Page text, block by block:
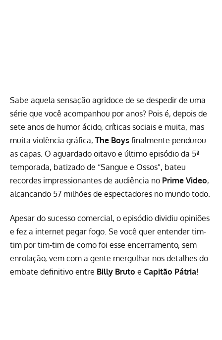
Sabe aquela sensação agridoce de se despedir de uma
série que você acompanhou por anos? Pois é, depois de
sete anos de humor ácido, críticas sociais e muita, mas
muita violência gráfica, The Boys finalmente pendurou
as capas. O aguardado oitavo e último episódio da 5ª
temporada, batizado de “Sangue e Ossos”, bateu
recordes impressionantes de audiência no Prime Video,
alcançando 57 milhões de espectadores no mundo todo.
Apesar do sucesso comercial, o episódio dividiu opiniões
e fez a internet pegar fogo. Se você quer entender tim-
tim por tim-tim de como foi esse encerramento, sem
enrolação, vem com a gente mergulhar nos detalhes do
embate definitivo entre Billy Bruto e Capitão Pátria!